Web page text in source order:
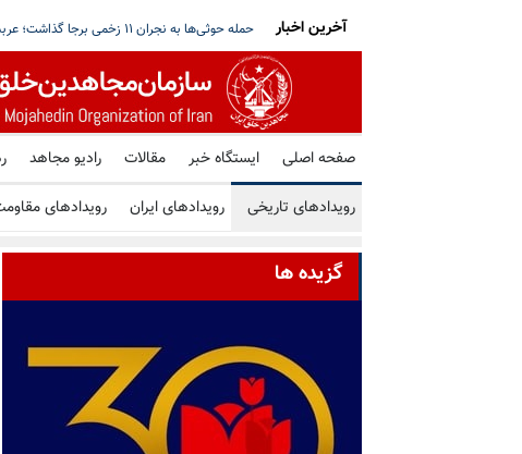
داده‌های اطلاعاتی تکان‌دهنده از هماهنگی آخرین اخبار
صفحه اصلی ایستگاه خبر مقالات رادیو مجاهد
رویدادهای تاریخی رویدادهای ایران رویدادهای
گزیده ها